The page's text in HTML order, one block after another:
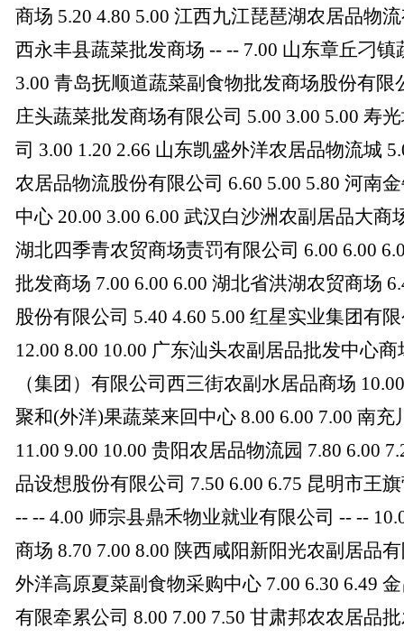
商场 5.20 4.80 5.00 江西九江琵琶湖农居品物
西永丰县蔬菜批发商场 -- -- 7.00 山东章丘刁镇
3.00 青岛抚顺道蔬菜副食物批发商场股份有限
庄头蔬菜批发商场有限公司 5.00 3.00 5.00 寿
司 3.00 1.20 2.66 山东凯盛外洋农居品物流城
农居品物流股份有限公司 6.60 5.00 5.80 河南
中心 20.00 3.00 6.00 武汉白沙洲农副居品大商
湖北四季青农贸商场责罚有限公司 6.00 6.00
批发商场 7.00 6.00 6.00 湖北省洪湖农贸商场
股份有限公司 5.40 4.60 5.00 红星实业集团有
12.00 8.00 10.00 广东汕头农副居品批发中心
（集团）有限公司西三街农副水居品商场
聚和(外洋)果蔬菜来回中心 8.00 6.00 7.00 南
11.00 9.00 10.00 贵阳农居品物流园 7.80 6.00
品设想股份有限公司 7.50 6.00 6.75 昆明市王
-- -- 4.00 师宗县鼎禾物业就业有限公司 -- --
商场 8.70 7.00 8.00 陕西咸阳新阳光农副居品
外洋高原夏菜副食物采购中心 7.00 6.30 6.49
有限牵累公司 8.00 7.00 7.50 甘肃邦农农居品